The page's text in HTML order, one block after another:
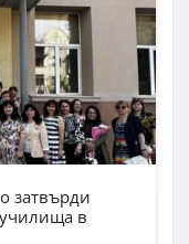
затвърди
в